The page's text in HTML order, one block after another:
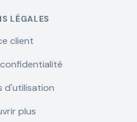
LÉGALES
client
d'utilisation
plus